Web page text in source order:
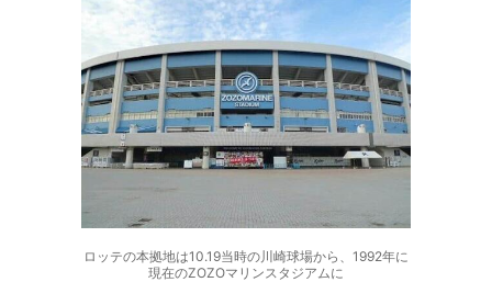
ロッテの本拠地は10.19当時の川崎球場から、1992年に
現在のZOZOマリンスタジアムに